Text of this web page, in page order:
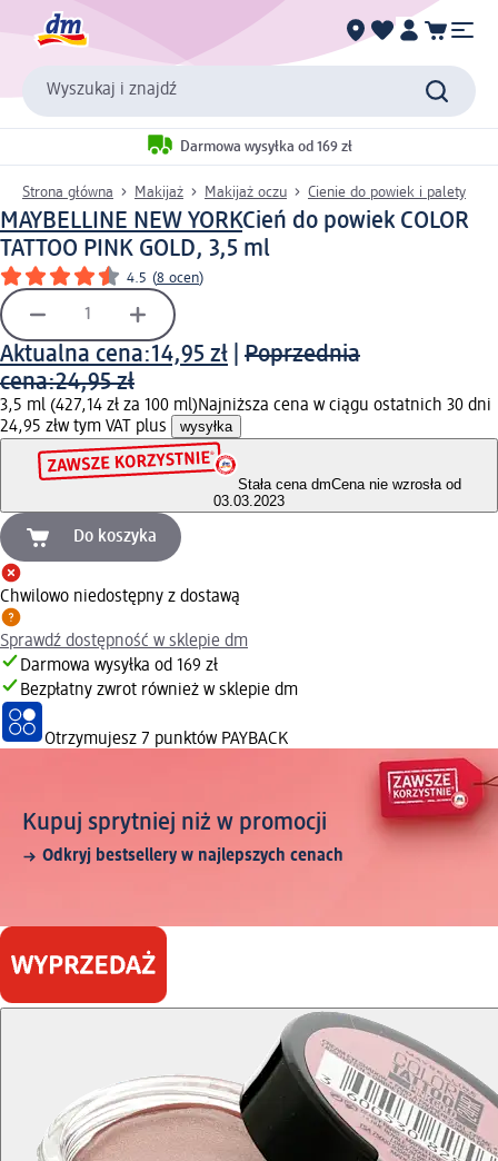
Wyszukaj i znajdź
Darmowa wysyłka od 169 zł
Strona główna Makijaż Makijaż oczu Cienie do powiek i palety
MAYBELLINE NEW YORKCień do powiek COLOR
TATTOO PINK GOLD, 3,5 ml
4.5 (8 ocen)
Aktualna cena:14,95 zł
Poprzednia
cena:24,95 zł
3,5 ml (427,14 zł za 100 ml)Najniższa cena w ciągu ostatnich 30 dni
24,95 złw tym VAT plus wysyłka
Stała cena dmCena nie wzrosła od
03.03.2023
Do koszyka
Chwilowo niedostępny z dostawą
Sprawdź dostępność w sklepie dm
Darmowa wysyłka od 169 zł
Bezpłatny zwrot również w sklepie dm
Otrzymujesz 7 punktów PAYBACK
Kupuj sprytniej niż w promocji
Odkryj bestsellery w najlepszych cenach